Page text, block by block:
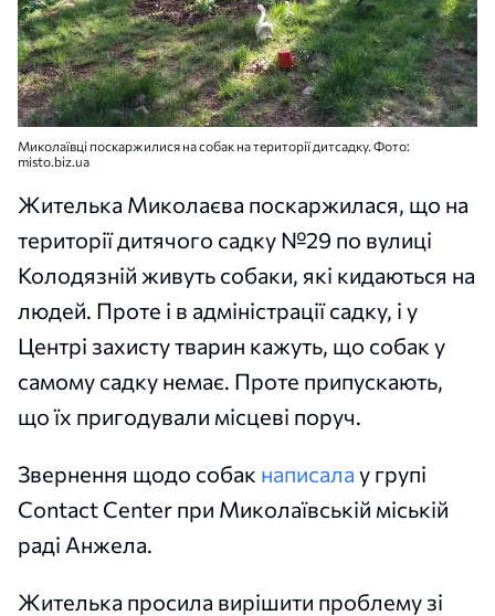
Миколаївці поскаржилися на собак на території дитсадку. Фото:
misto.biz.ua
Жителька Миколаєва поскаржилася, що на
території дитячого садку №29 по вулиці
Колодязній живуть собаки, які кидаються на
людей. Проте і в адміністрації садку, і у
Центрі захисту тварин кажуть, що собак у
самому садку немає. Проте припускають,
що їх пригодували місцеві поруч.
Звернення щодо собак написала у групі
Contact Center при Миколаївській міській
раді Анжела.
Жителька просила вирішити проблему зі